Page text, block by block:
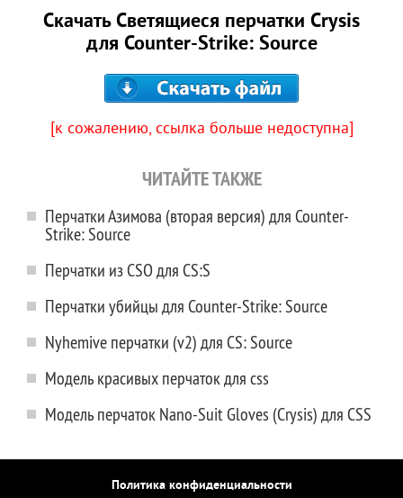
Скачать Светящиеся перчатки Crysis
для Counter-Strike: Source
[к сожалению, ссылка больше недоступна]
ЧИТАЙТЕ ТАКЖЕ
Перчатки Азимова (вторая версия) для Counter-
Strike: Source
Перчатки из CSO для CS:S
Перчатки убийцы для Counter-Strike: Source
Nyhemive перчатки (v2) для CS: Source
Модель красивых перчаток для css
Модель перчаток Nano-Suit Gloves (Crysis) для CSS
Политика конфиденциальности